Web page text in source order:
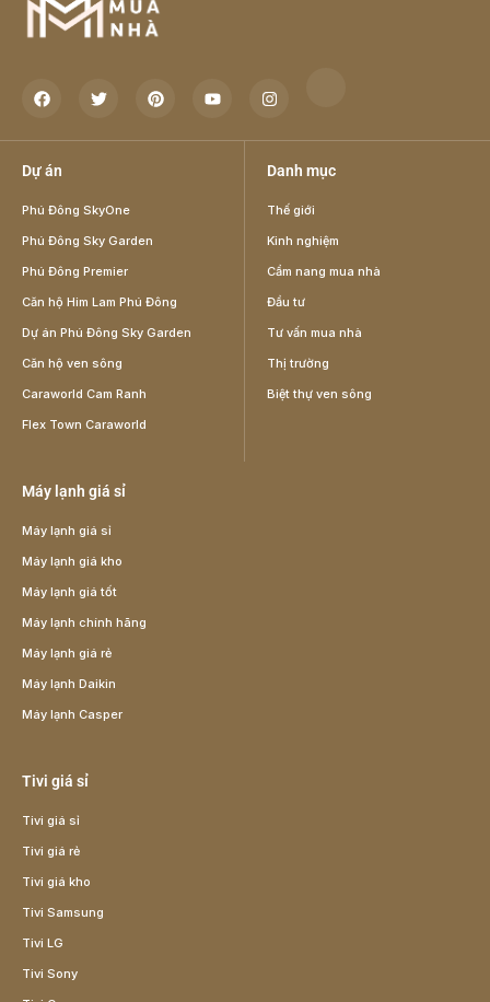
Dự án
Phú Đông SkyOne
Phú Đông Sky Garden
Phú Đông Premier
Căn hộ Him Lam Phú Đông
Dự án Phú Đông Sky Garden
Căn hộ ven sông
Caraworld Cam Ranh
Flex Town Caraworld
Danh mục
Thế giới
Kinh nghiệm
Cẩm nang mua nhà
Đầu tư
Tư vấn mua nhà
Thị trường
Biệt thự ven sông
Máy lạnh giá sỉ
Máy lạnh giá sỉ
Máy lạnh giá kho
Máy lạnh giá tốt
Máy lạnh chính hãng
Máy lạnh giá rẻ
Máy lạnh Daikin
Máy lạnh Casper
Tivi giá sỉ
Tivi giá sỉ
Tivi giá rẻ
Tivi giá kho
Tivi Samsung
Tivi LG
Tivi Sony